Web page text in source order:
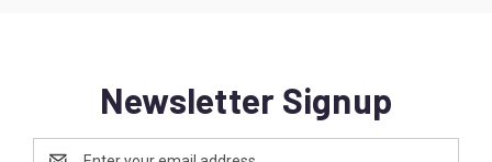
Newsletter Signup
Email